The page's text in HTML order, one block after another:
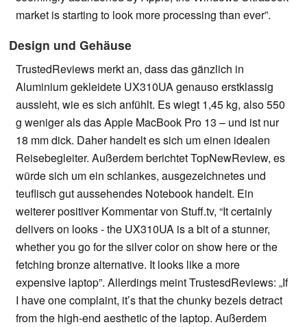
market is starting to look more processing than ever”.
Design und Gehäuse
TrustedReviews merkt an, dass das gänzlich in
Aluminium gekleidete UX310UA genauso erstklassig
aussieht, wie es sich anfühlt. Es wiegt 1,45 kg, also 550
g weniger als das Apple MacBook Pro 13 – und ist nur
18 mm dick. Daher handelt es sich um einen idealen
Reisebegleiter. Außerdem berichtet TopNewReview, es
würde sich um ein schlankes, ausgezeichnetes und
teuflisch gut aussehendes Notebook handelt. Ein
weiterer positiver Kommentar von Stuff.tv, “It certainly
delivers on looks - the UX310UA is a bit of a stunner,
whether you go for the silver color on show here or the
fetching bronze alternative. It looks like a more
expensive laptop”. Allerdings meint TrustesdReviews: „If
I have one complaint, it’s that the chunky bezels detract
from the high-end aesthetic of the laptop. Außerdem